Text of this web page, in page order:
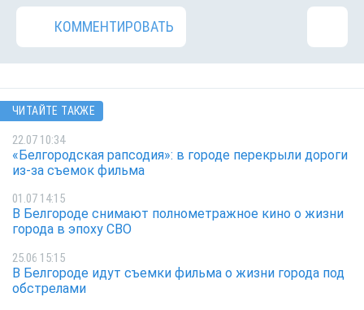
КОММЕНТИРОВАТЬ
ЧИТАЙТЕ ТАКЖЕ
22.07 10:34
«Белгородская рапсодия»: в городе перекрыли дороги
из-за съемок фильма
01.07 14:15
В Белгороде снимают полнометражное кино о жизни
города в эпоху СВО
25.06 15:15
В Белгороде идут съемки фильма о жизни города под
обстрелами